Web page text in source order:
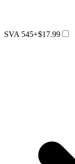
SVA 545+$17.99